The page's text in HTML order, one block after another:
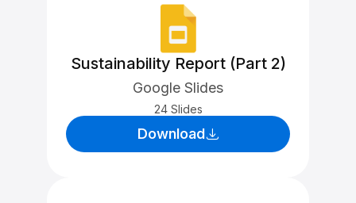
Sustainability Report (Part 2)
Google Slides
24 Slides
Download